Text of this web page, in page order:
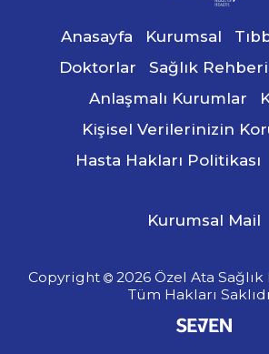
Anasayfa Kurumsal
Doktorlar
Sağlık Rehberi
Anlaşmalı Kurumlar
Kişisel Verilerinizin
Hasta Hakları Politikası
Kurumsal Mail
Copyright
2026 Özel Ata Sağlık
Tüm Hakları